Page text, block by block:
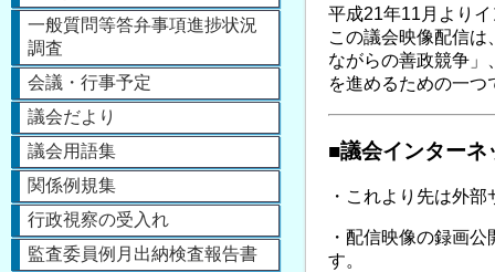
一般質問等答弁事項進捗状況
調査
会議・行事予定
議会だより
議会用語集
関係例規集
行政視察の受入れ
監査委員例月出納検査報告書
平成21年11月より
この議会映像配信
ながらの善政競争」
を進めるための一つ
■議会インター
・これより先は外
・配信映像の録画
す。